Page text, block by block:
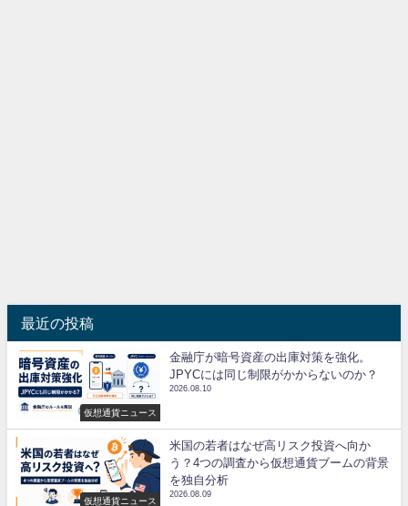
最近の投稿
仮想通貨ニュース
金融庁が暗号資産の出庫対策を強化。
JPYCには同じ制限がかからないのか？
2026.08.10
仮想通貨ニュース
米国の若者はなぜ高リスク投資へ向か
う？4つの調査から仮想通貨ブームの背景
を独自分析
2026.08.09